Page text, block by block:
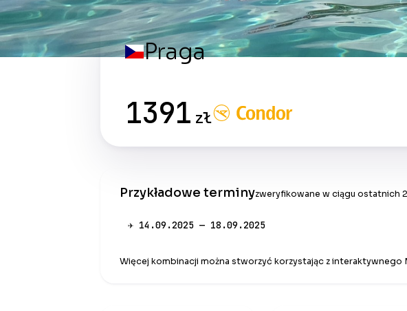
Praga
1391 zł
Przykładowe terminyzweryfikowane w ciągu ostatnich
✈ 14.09.2025 — 18.09.2025
Więcej kombinacji można stworzyć korzystając z interaktywnego